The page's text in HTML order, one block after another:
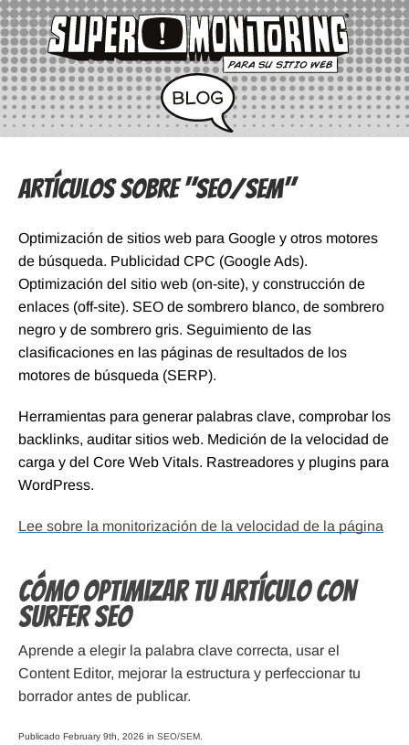
Artículos sobre "SEO/SEM"
Optimización de sitios web para Google y otros motores
de búsqueda. Publicidad CPC (Google Ads).
Optimización del sitio web (on-site), y construcción de
enlaces (off-site). SEO de sombrero blanco, de sombrero
negro y de sombrero gris. Seguimiento de las
clasificaciones en las páginas de resultados de los
motores de búsqueda (SERP).
Herramientas para generar palabras clave, comprobar los
backlinks, auditar sitios web. Medición de la velocidad de
carga y del Core Web Vitals. Rastreadores y plugins para
WordPress.
Lee sobre la monitorización de la velocidad de la página
Cómo optimizar tu artículo con
Surfer SEO
Aprende a elegir la palabra clave correcta, usar el
Content Editor, mejorar la estructura y perfeccionar tu
borrador antes de publicar.
Publicado February 9th, 2026 in SEO/SEM